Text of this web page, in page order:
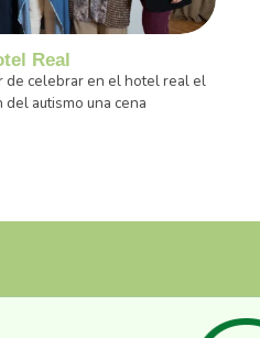
Real
de celebrar en el hotel real el
autismo una cena